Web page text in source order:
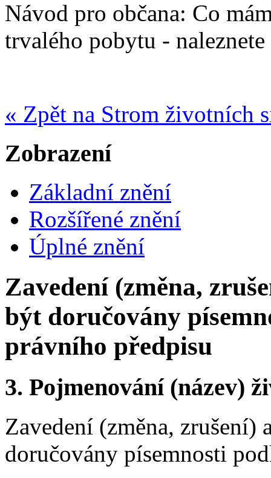
Návod pro občana: Co
trvalého pobytu - naleznete
« Zpět na Strom životních
Zobrazení
Základní znění
Rozšířené znění
Úplné znění
Zavedení (změna,
být doručovány
právního předpisu
3. Pojmenování (název)
Zavedení (změna, zrušení)
doručovány písemnosti